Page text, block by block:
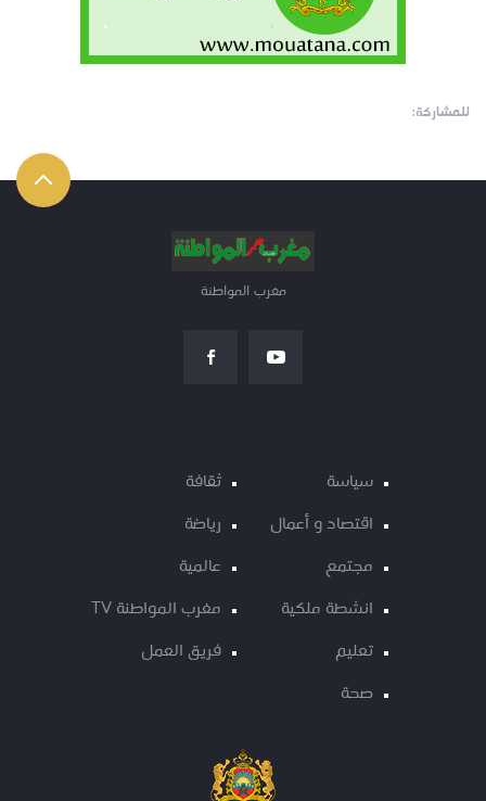
للمشاركة:
مغرب المواطنة
سياسة
اقتصاد و أعمال
مجتمع
انشطة ملكية
تعليم
صحة
ثقافة
رياضة
عالمية
مغرب المواطنة TV
فريق العمل